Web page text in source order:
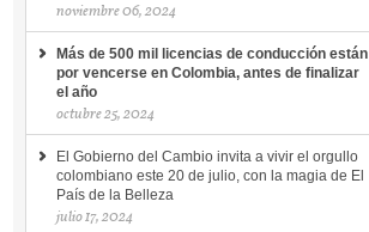
noviembre 06, 2024
Más de 500 mil licencias de conducción están
por vencerse en Colombia, antes de finalizar
el año
octubre 25, 2024
El Gobierno del Cambio invita a vivir el orgullo
colombiano este 20 de julio, con la magia de El
País de la Belleza
julio 17, 2024